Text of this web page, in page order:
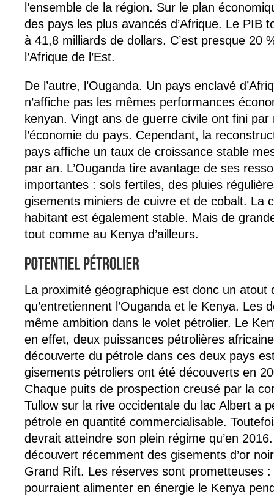
l’ensemble de la région. Sur le plan
des pays les plus avancés d’Afrique. Le PIB
à 41,8 milliards de dollars. C’est presque 20
l’Afrique de l’Est.
De l’autre, l’Ouganda. Un pays enclavé
n’affiche pas les mêmes performances
kenyan. Vingt ans de guerre civile ont fini
l’économie du pays. Cependant, la
pays affiche un taux de croissance stable
par an. L’Ouganda tire avantage de ses
importantes : sols fertiles, des pluies
gisements miniers de cuivre et de cobalt. La
habitant est également stable. Mais de
tout comme au Kenya d’ailleurs.
La proximité géographique est donc un atout
qu’entretiennent l’Ouganda et le Kenya. Les
même ambition dans le volet pétrolier. Le
en effet, deux puissances pétrolières
découverte du pétrole dans ces deux pays
gisements pétroliers ont été découverts en
Chaque puits de prospection creusé par la
Tullow sur la rive occidentale du lac Albert a
pétrole en quantité commercialisable.
devrait atteindre son plein régime qu’en
découvert récemment des gisements d’or
Grand Rift. Les réserves sont prometteuses
pourraient alimenter en énergie le Kenya